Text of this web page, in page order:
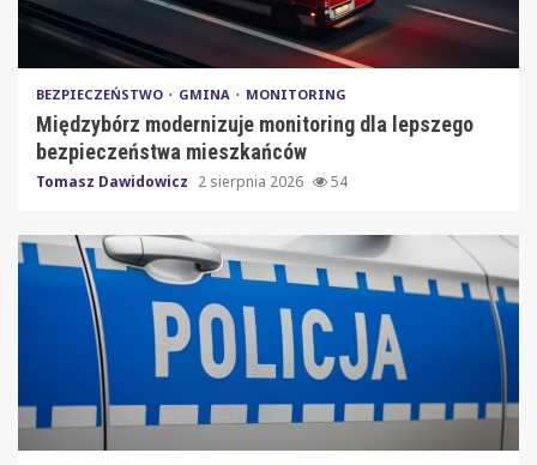
BEZPIECZEŃSTWO GMINA MONITORING
Międzybórz modernizuje monitoring dla lepszego
bezpieczeństwa mieszkańców
Tomasz Dawidowicz 2 sierpnia 2026 54